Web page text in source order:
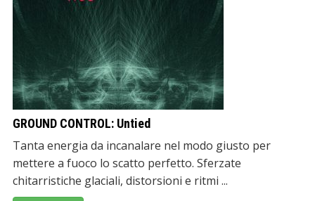
GROUND CONTROL: Untied
Tanta energia da incanalare nel modo giusto per
mettere a fuoco lo scatto perfetto. Sferzate
chitarristiche glaciali, distorsioni e ritmi ...